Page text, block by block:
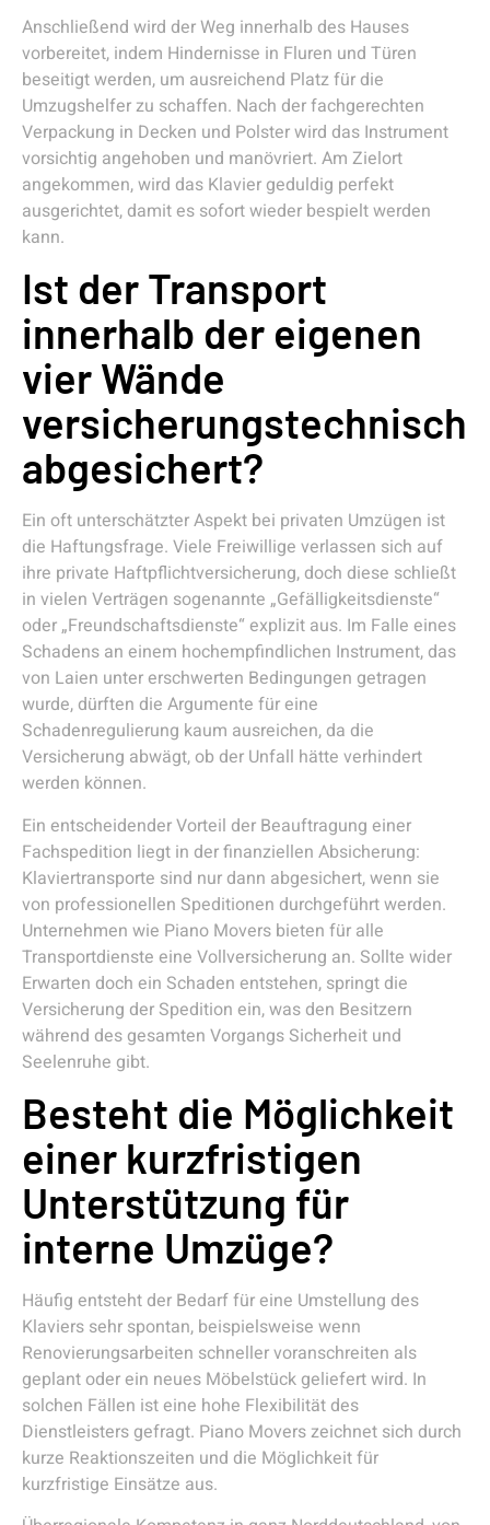
Anschließend wird der Weg innerhalb des Hauses
vorbereitet, indem Hindernisse in Fluren und Türen
beseitigt werden, um ausreichend Platz für die
Umzugshelfer zu schaffen. Nach der fachgerechten
Verpackung in Decken und Polster wird das Instrument
vorsichtig angehoben und manövriert. Am Zielort
angekommen, wird das Klavier geduldig perfekt
ausgerichtet, damit es sofort wieder bespielt werden
kann.
Ist der Transport
innerhalb der eigenen
vier Wände
versicherungstechnisch
abgesichert?
Ein oft unterschätzter Aspekt bei privaten Umzügen ist
die Haftungsfrage. Viele Freiwillige verlassen sich auf
ihre private Haftpflichtversicherung, doch diese schließt
in vielen Verträgen sogenannte „Gefälligkeitsdienste“
oder „Freundschaftsdienste“ explizit aus. Im Falle eines
Schadens an einem hochempfindlichen Instrument, das
von Laien unter erschwerten Bedingungen getragen
wurde, dürften die Argumente für eine
Schadenregulierung kaum ausreichen, da die
Versicherung abwägt, ob der Unfall hätte verhindert
werden können.
Ein entscheidender Vorteil der Beauftragung einer
Fachspedition liegt in der finanziellen Absicherung:
Klaviertransporte sind nur dann abgesichert, wenn sie
von professionellen Speditionen durchgeführt werden.
Unternehmen wie Piano Movers bieten für alle
Transportdienste eine Vollversicherung an. Sollte wider
Erwarten doch ein Schaden entstehen, springt die
Versicherung der Spedition ein, was den Besitzern
während des gesamten Vorgangs Sicherheit und
Seelenruhe gibt.
Besteht die Möglichkeit
einer kurzfristigen
Unterstützung für
interne Umzüge?
Häufig entsteht der Bedarf für eine Umstellung des
Klaviers sehr spontan, beispielsweise wenn
Renovierungsarbeiten schneller voranschreiten als
geplant oder ein neues Möbelstück geliefert wird. In
solchen Fällen ist eine hohe Flexibilität des
Dienstleisters gefragt. Piano Movers zeichnet sich durch
kurze Reaktionszeiten und die Möglichkeit für
kurzfristige Einsätze aus.